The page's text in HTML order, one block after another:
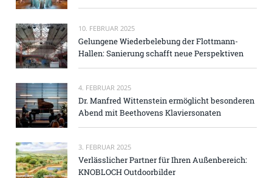
10. FEBRUAR 2025
Gelungene Wiederbelebung der Flottmann-
Hallen: Sanierung schafft neue Perspektiven
4. FEBRUAR 2025
Dr. Manfred Wittenstein ermöglicht besonderen
Abend mit Beethovens Klaviersonaten
3. FEBRUAR 2025
Verlässlicher Partner für Ihren Außenbereich:
KNOBLOCH Outdoorbilder